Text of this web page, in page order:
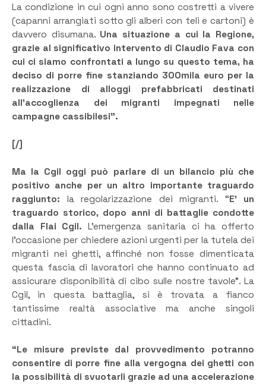
La condizione in cui ogni anno sono costretti a vivere
(capanni arrangiati sotto gli alberi con teli e cartoni) è
davvero disumana. Una situazione a cui la Regione,
grazie al significativo intervento di Claudio Fava con
cui ci siamo confrontati a lungo su questo tema, ha
deciso di porre fine stanziando 300mila euro per la
realizzazione di alloggi prefabbricati destinati
all’accoglienza dei migranti impegnati nelle
campagne cassibilesi”.
[/]
Ma la Cgil oggi può parlare di un bilancio più che
positivo anche per un altro importante traguardo
raggiunto: la regolarizzazione dei migranti. “E’ un
traguardo storico, dopo anni di battaglie condotte
dalla Flai Cgil. L’emergenza sanitaria ci ha offerto
l’occasione per chiedere azioni urgenti per la tutela dei
migranti nei ghetti, affinché non fosse dimenticata
questa fascia di lavoratori che hanno continuato ad
assicurare disponibilità di cibo sulle nostre tavole”. La
Cgil, in questa battaglia, si è trovata a fianco
tantissime realtà associative ma anche singoli
cittadini.
“Le misure previste dal provvedimento potranno
consentire di porre fine alla vergogna dei ghetti con
la possibilità di svuotarli grazie ad una accelerazione